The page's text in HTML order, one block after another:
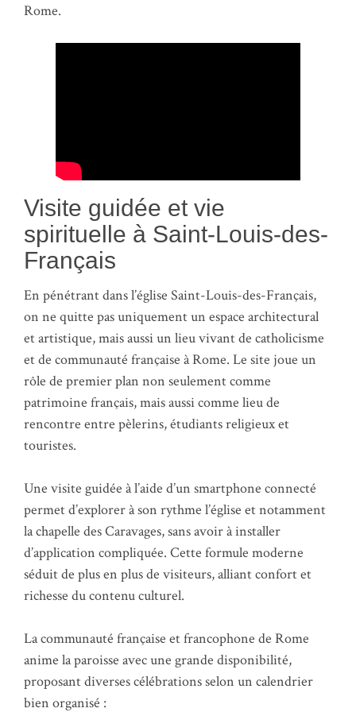
Rome.
Visite guidée et vie
spirituelle à Saint-Louis-des-
Français
En pénétrant dans l’église Saint-Louis-des-Français,
on ne quitte pas uniquement un espace architectural
et artistique, mais aussi un lieu vivant de catholicisme
et de communauté française à Rome. Le site joue un
rôle de premier plan non seulement comme
patrimoine français, mais aussi comme lieu de
rencontre entre pèlerins, étudiants religieux et
touristes.
Une visite guidée à l’aide d’un smartphone connecté
permet d’explorer à son rythme l’église et notamment
la chapelle des Caravages, sans avoir à installer
d’application compliquée. Cette formule moderne
séduit de plus en plus de visiteurs, alliant confort et
richesse du contenu culturel.
La communauté française et francophone de Rome
anime la paroisse avec une grande disponibilité,
proposant diverses célébrations selon un calendrier
bien organisé :